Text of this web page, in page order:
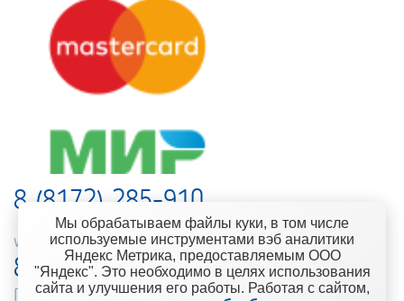
8 (8172) 285-910
web-support@kontinent.ru
8 900 501-25-53
Горячая линия интернет-магазина
Мы обрабатываем файлы куки, в том числе
используемые инструментами вэб аналитики
Яндекс Метрика, предоставляемым ООО
"Яндекс". Это необходимо в целях использования
сайта и улучшения его работы. Работая с сайтом,